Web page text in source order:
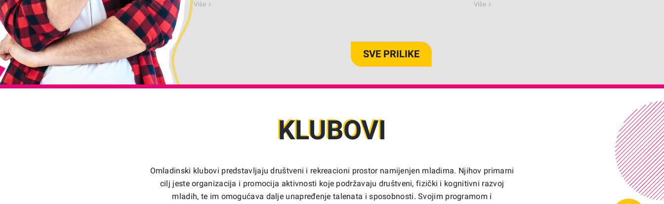
Više Više
SVE PRILIKE
KLUBOVI
Omladinski klubovi predstavljaju društveni i rekreacioni prostor namijenjen mladima. Njihov primarni
cilj jeste organizacija i promocija aktivnosti koje podržavaju društveni, fizički i kognitivni razvoj
mladih, te im omogućava dalje unapređenje talenata i sposobnosti. Svojim programom i